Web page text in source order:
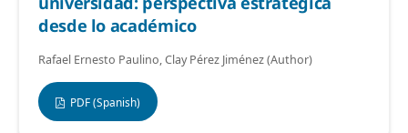
desde lo académico
Rafael Ernesto Paulino, Clay Pérez Jiménez (Author)
PDF (Spanish)